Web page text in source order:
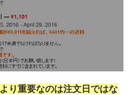
より重要なのは注文日ではな